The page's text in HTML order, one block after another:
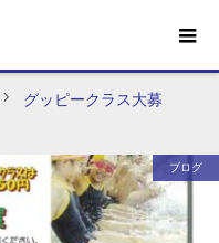
グッピークラス大募
ブログ